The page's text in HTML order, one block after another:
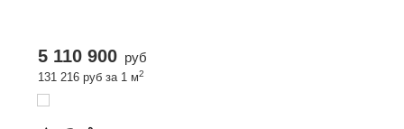
5 110 900 руб
131 216 руб за 1 м2